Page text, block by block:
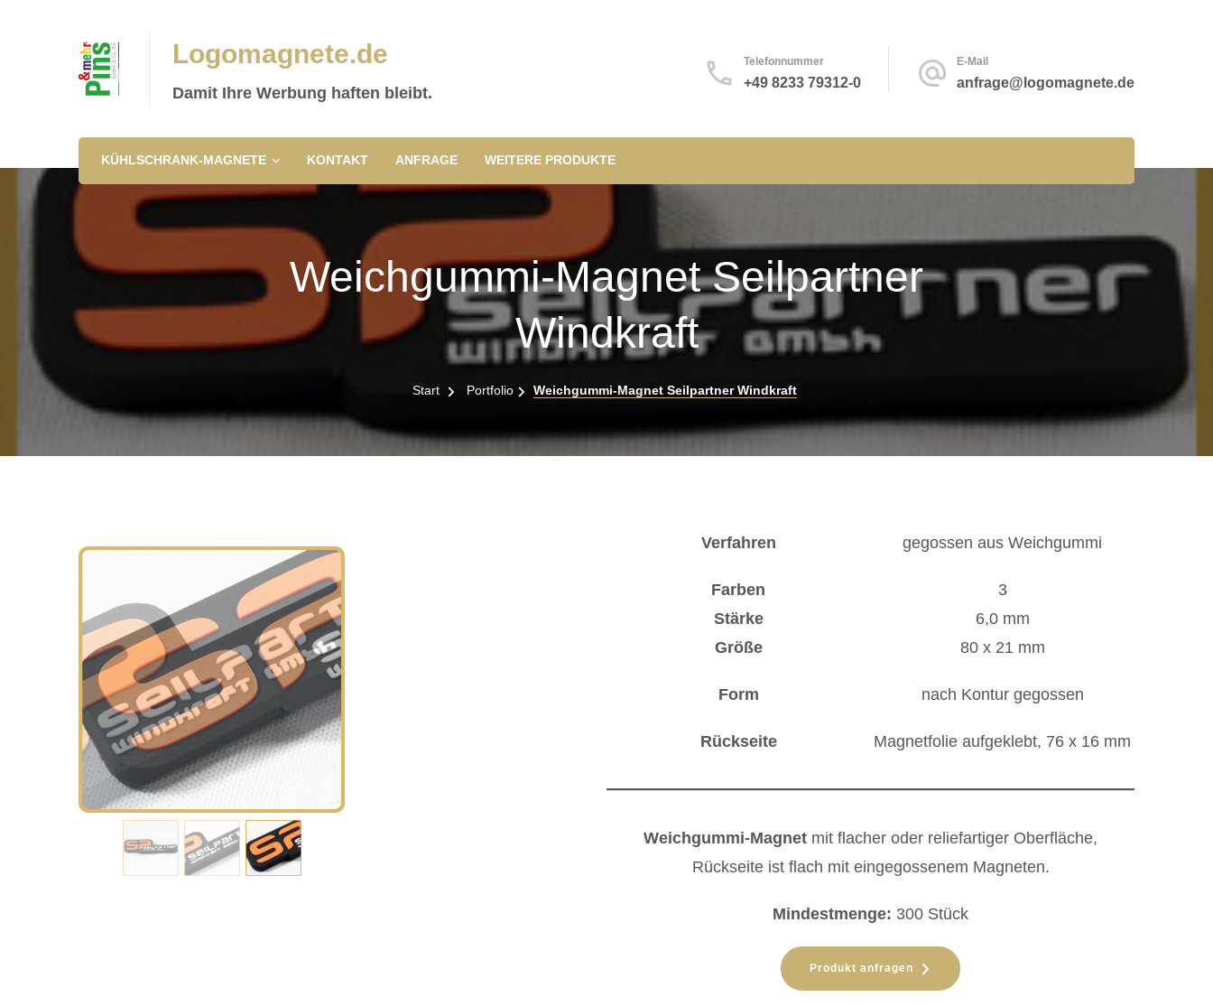
Logomagnete.de
Damit Ihre Werbung haften bleibt.
Telefonnummer
+49 8233 79312-0
E-Mail
anfrage@logomagnete.de
KÜHLSCHRANK-MAGNETE KONTAKT ANFRAGE WEITERE PRODUKTE
Weichgummi-Magnet Seilpartner
Windkraft
Start Portfolio Weichgummi-Magnet Seilpartner Windkraft
Verfahren
Farben
gegossen aus Weichgummi
3
Stärke
6,0 mm
Größe
Form
Rückseite
80 x 21 mm
nach Kontur gegossen
Magnetfolie aufgeklebt, 76 x 16 mm
Weichgummi-Magnet mit flacher oder reliefartiger Oberfläche,
Rückseite ist flach mit eingegossenem Magneten.
Mindestmenge: 300 Stück
Produkt anfragen